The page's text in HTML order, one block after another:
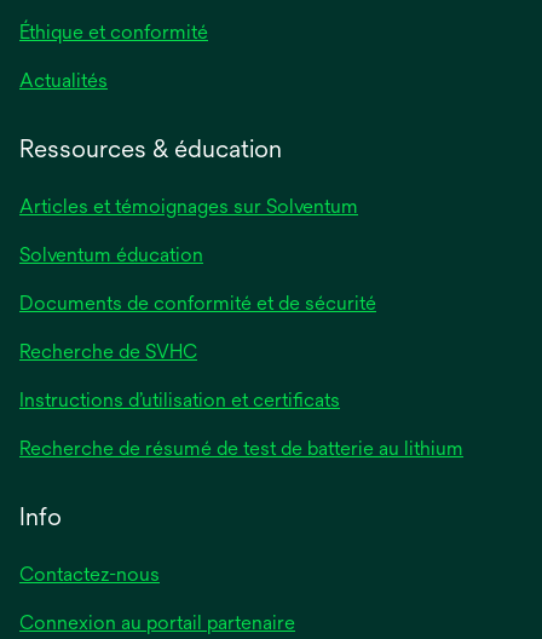
Éthique et conformité
Actualités
Ressources & éducation
Articles et témoignages sur Solventum
Solventum éducation
Documents de conformité et de sécurité
Recherche de SVHC
Instructions d’utilisation et certificats
Recherche de résumé de test de batterie au lithium
Info
Contactez-nous
Connexion au portail partenaire